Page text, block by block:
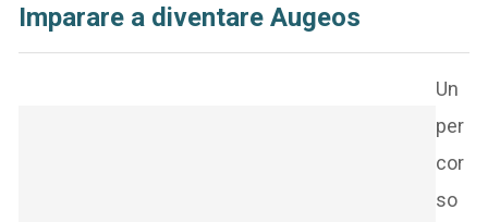
Imparare a diventare Augeos
Un
per
cor
so